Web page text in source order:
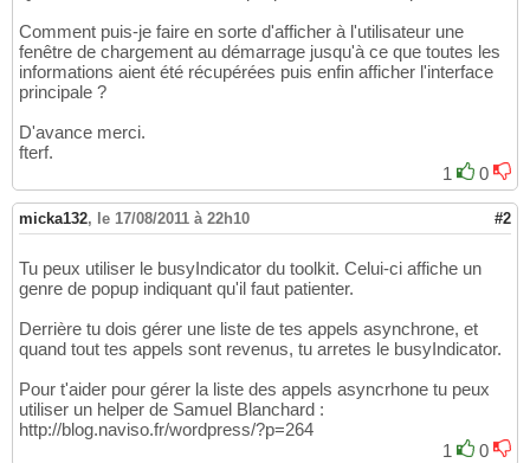
Comment puis-je faire en sorte d'afficher à l'utilisateur une
fenêtre de chargement au démarrage jusqu'à ce que toutes les
informations aient été récupérées puis enfin afficher l'interface
principale ?
D'avance merci.
fterf.
1
0
micka132, le 17/08/2011 à 22h10 #2
Tu peux utiliser le busyIndicator du toolkit. Celui-ci affiche un
genre de popup indiquant qu'il faut patienter.
Derrière tu dois gérer une liste de tes appels asynchrone, et
quand tout tes appels sont revenus, tu arretes le busyIndicator.
Pour t'aider pour gérer la liste des appels asyncrhone tu peux
utiliser un helper de Samuel Blanchard :
http://blog.naviso.fr/wordpress/?p=264
1
0